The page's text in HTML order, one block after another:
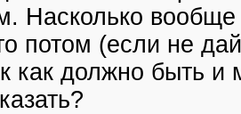
Насколько
потом (если не
как должно быть